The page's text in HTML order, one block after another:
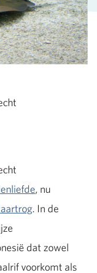
, nu
. In de
dat zowel
voorkomt als